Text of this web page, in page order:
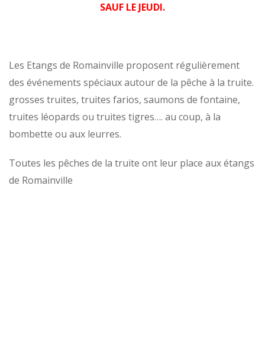
SAUF LE JEUDI.
Les Etangs de Romainville proposent régulièrement
des événements spéciaux autour de la pêche à la truite.
grosses truites, truites farios, saumons de fontaine,
truites léopards ou truites tigres…. au coup, à la
bombette ou aux leurres.
Toutes les pêches de la truite ont leur place aux étangs
de Romainville